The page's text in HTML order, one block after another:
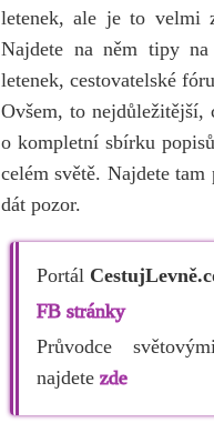
letenek, ale je to velmi
Najdete na něm tipy na
letenek, cestovatelské
Ovšem, to
o kompletní sbírku
celém světě. Najdete tam
dát pozor.
Portál
FB stránky
Průvodce
najdete zde